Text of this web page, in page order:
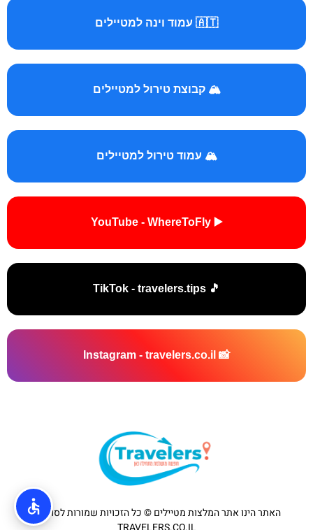
🇦🇹 עמוד וינה למטיילים
🏔️ קבוצת טירול למטיילים
🏔️ עמוד טירול למטיילים
▶️ YouTube - WhereToFly
🎵 TikTok - travelers.tips
📸 Instagram - travelers.co.il
האתר הינו אתר המלצות מטיילים © כל הזכויות שמורות לסוכנות